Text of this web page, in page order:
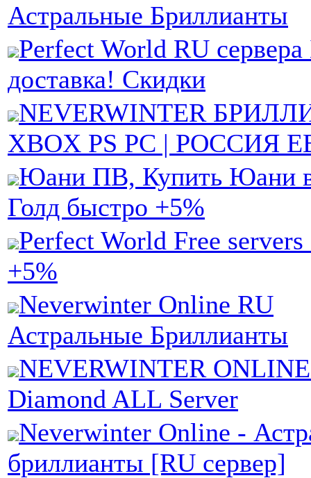
Астральные Бриллианты
Perfect World RU
доставка! Скидки
NEVERWINTER
XBOX PS PC | РОССИЯ
Юани ПВ, Купить Юани
Голд быстро +5%
Perfect World Free
+5%
Neverwinter Online RU
Астральные Бриллианты
NEVERWINTER
Diamond ALL Server
Neverwinter Online -
бриллианты [RU сервер]